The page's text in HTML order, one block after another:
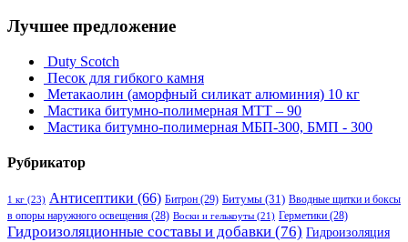
Лучшее предложение
Duty Scotch
Песок для гибкого камня
Метакаолин (аморфный силикат алюминия) 10 кг
Мастика битумно-полимерная МТТ – 90
Мастика битумно-полимерная МБП-300, БМП - 300
Рубрикатор
1 кг (23) Антисептики (66) Битрон (29) Битумы (31) Вводные щитки и боксы
в опоры наружного освещения (28) Воски и гелькоуты (21) Герметики (28)
Гидроизоляционные составы и добавки (76) Гидроизоляция